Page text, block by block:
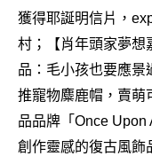
獲得耶誕明信片，
村；【肖年頭家夢想
品：毛小孩也要應景
推寵物麋鹿帽，賣萌
品品牌「Once Upon
創作靈感的復古風飾